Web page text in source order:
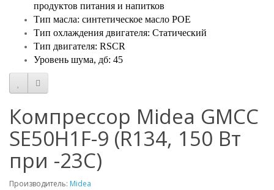
продуктов питания и напитков
Тип масла: синтетическое масло POE
Тип охлаждения двигателя: Статический
Тип двигателя: RSCR
Уровень шума, дб: 45
Компрессор Midea GMCC
SE50H1F-9 (R134, 150 Вт
при -23С)
Производитель: Midea